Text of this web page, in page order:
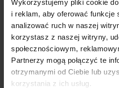
Wykorzystujemy pliki cookie
i reklam, aby oferować funkcje
analizować ruch w naszej
korzystasz z naszej witryny,
społecznościowym,
Partnerzy mogą połączyć te
otrzymanymi od Ciebie lub
korzystania z ich usług.
MĘSKIE STYLIZACJE NA IMPREZĘ
PRZYJĘCIE LUB DO KLUBU?
JAKA KOSZULA DO
PASUJE?
MĘSKIE STYLIZACJE NA LATO –
ELEGANCKI STRÓJ?